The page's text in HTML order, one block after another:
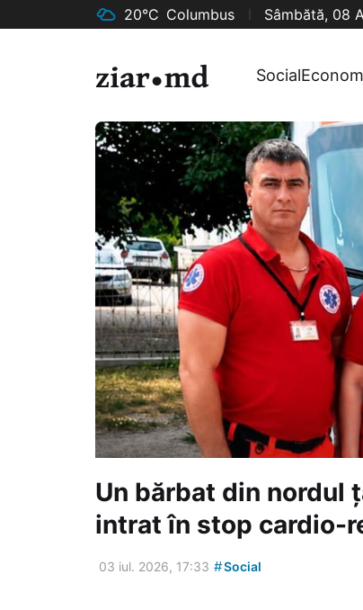
20°C Columbus Sâmbătă, 08
Social
Un bărbat din nordul
intrat în stop cardio-
03 iul. 2026, 17:33 #Social